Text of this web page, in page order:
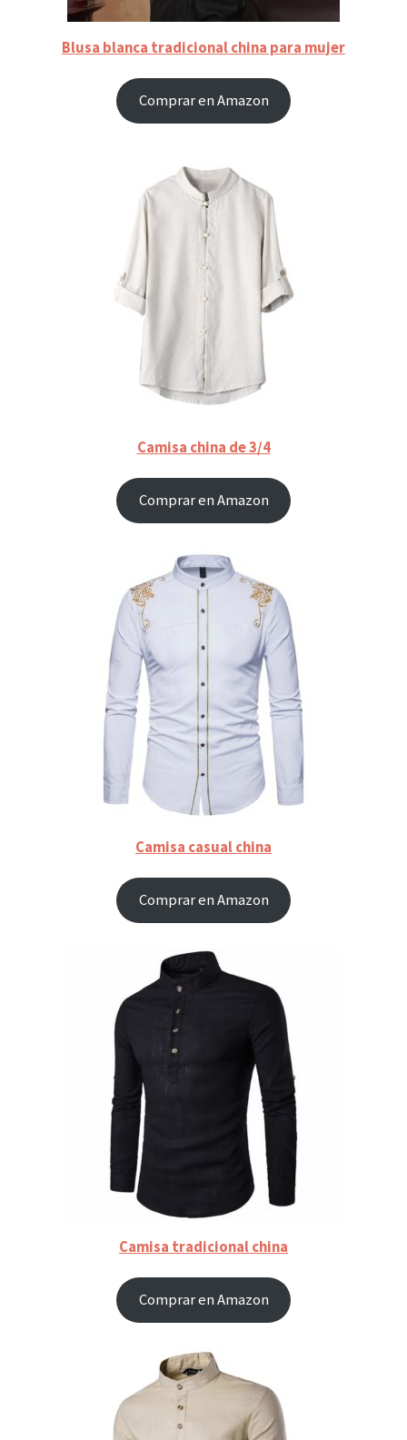
Blusa blanca tradicional china para mujer
Comprar en Amazon
Camisa china de 3/4
Comprar en Amazon
Camisa casual china
Comprar en Amazon
Camisa tradicional china
Comprar en Amazon